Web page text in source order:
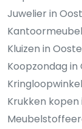
Juwelier in
Kluizen in
Koopzondag
Krukken